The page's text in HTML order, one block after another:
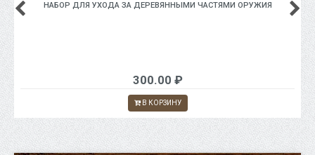
НАБОР ДЛЯ УХОДА ЗА ДЕРЕВЯННЫМИ ЧАСТЯМИ ОРУЖИЯ
300.00 ₽
В КОРЗИНУ